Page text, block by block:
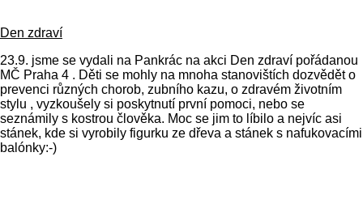
Den zdraví
23.9. jsme se vydali na Pankrác na akci Den zdraví pořádanou
MČ Praha 4 . Děti se mohly na mnoha stanovištích dozvědět o
prevenci různých chorob, zubního kazu, o zdravém životním
stylu , vyzkoušely si poskytnutí první pomoci, nebo se
seznámily s kostrou člověka. Moc se jim to líbilo a nejvíc asi
stánek, kde si vyrobily figurku ze dřeva a stánek s nafukovacími
balónky:-)